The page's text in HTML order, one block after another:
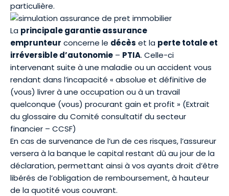
particulière.
La principalegarantie assurance
emprunteur concerne le décès et la perte totale et
irréversible d’autonomie – PTIA. Celle-ci
intervenant suite à une maladie ou un accident vous
rendant dans l’incapacité « absolue et définitive de
(vous) livrer à une occupation ou à un travail
quelconque (vous) procurant gain et profit » (Extrait
du glossaire du Comité consultatif du secteur
financier – CCSF)
En cas de survenance de l’un de ces risques, l’assureur
versera à la banque le capital restant dû au jour de la
déclaration, permettant ainsi à vos ayants droit d’être
libérés de l’obligation de remboursement, à hauteur
de la quotité vous couvrant.